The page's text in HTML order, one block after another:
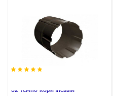
32 темно-коричневый